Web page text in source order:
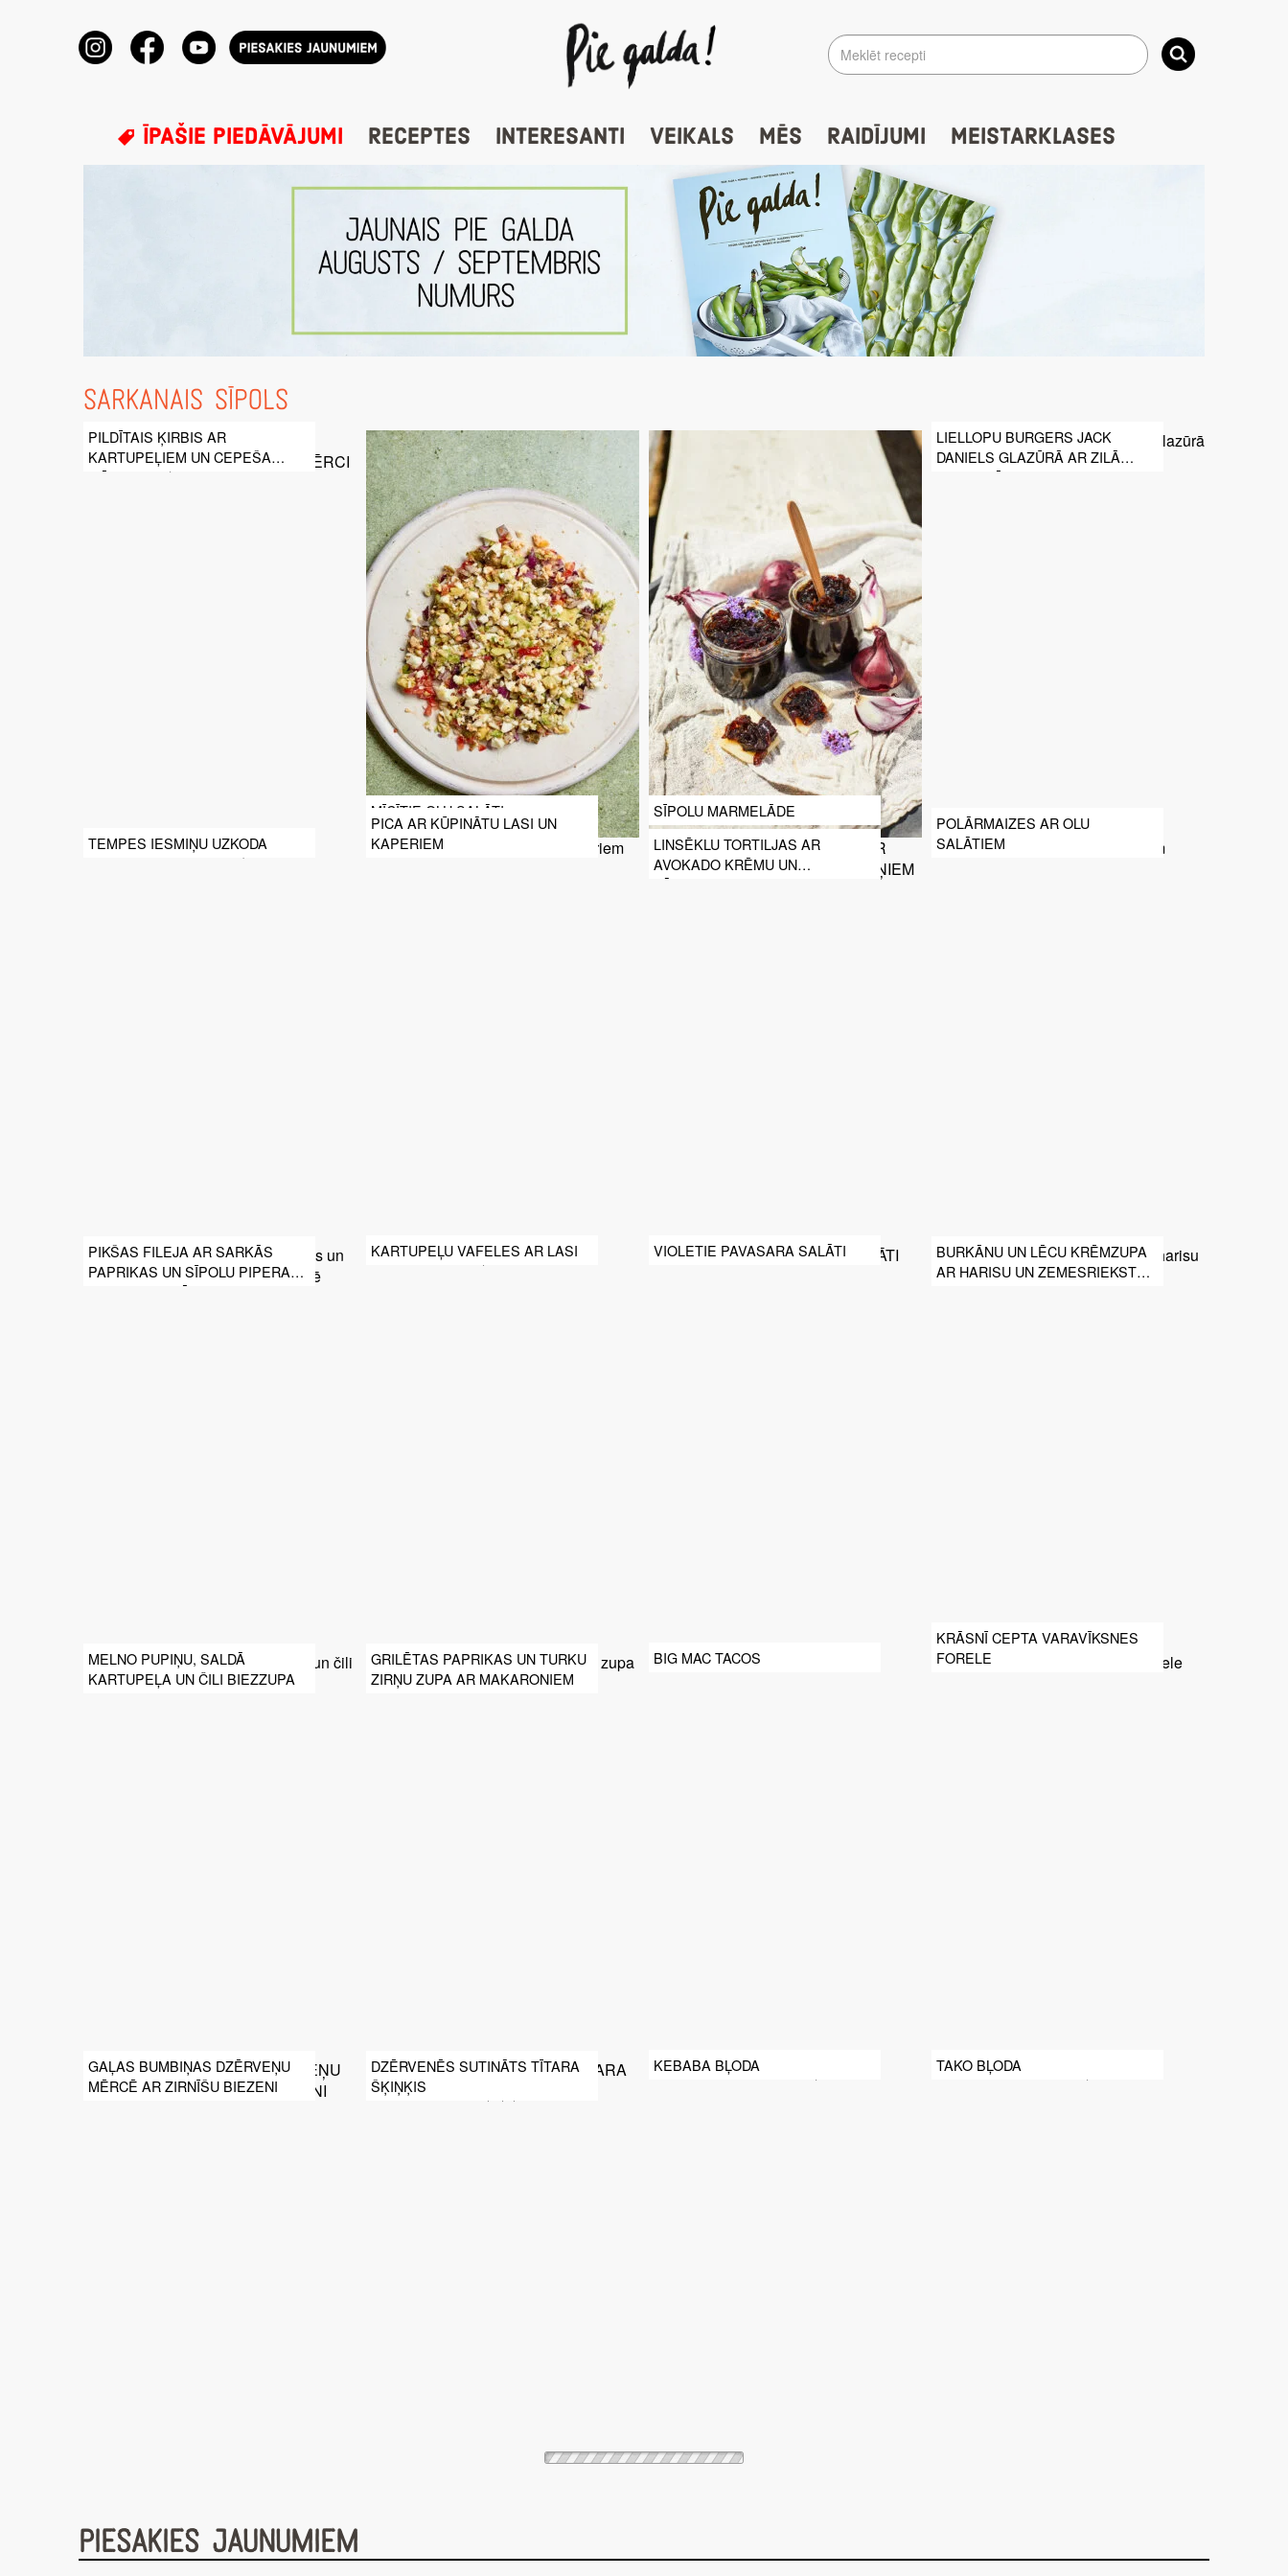
ĪPAŠIE PIEDĀVĀJUMI RECEPTES INTERESANTI VEIKALS MĒS RAIDĪJUMI MEISTARKLASES
SARKANAIS SĪPOLS
PILDĪTAIS ĶIRBIS AR
KARTUPEĻIEM UN CEPEŠA
MĒRCI
MĪCĪTIE OLU SALĀTI SĪPOLU MARMELĀDE
LIELLOPU BURGERS JACK
DANIELS GLAZŪRĀ AR ZILĀ
SIERA MĒRCI
TEMPES IESMIŅU UZKODA
PICA AR KŪPINĀTU LASI UN
KAPERIEM
LINSĒKLU TORTILJAS AR
AVOKADO KRĒMU UN
DĀRZEŅIEM
POLĀRMAIZES AR OLU
SALĀTIEM
PIKŠAS FILEJA AR SARKĀS
PAPRIKAS UN SĪPOLU PIPERADU
BASKU GAUMĒ
KARTUPEĻU VAFELES AR LASI VIOLETIE PAVASARA SALĀTI
BURKĀNU UN LĒCU KRĒMZUPA
AR HARISU UN ZEMESRIEKSTU
MELNO PUPIŅU, SALDĀ
KARTUPEĻA UN ČILI BIEZZUPA
GRILĒTAS PAPRIKAS UN TURKU
ZIRŅU ZUPA AR MAKARONIEM
BIG MAC TACOS
KRĀSNĪ CEPTA VARAVĪKSNES
FORELE
GAĻAS BUMBIŅAS DZĒRVEŅU
MĒRCĒ AR ZIRNĪŠU BIEZENI
DZĒRVENĒS SUTINĀTS TĪTARA
ŠĶIŅĶIS
KEBABA BĻODA TAKO BĻODA
PIESAKIES JAUNUMIEM